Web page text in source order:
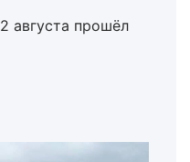
прошёл